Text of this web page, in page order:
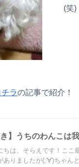
(笑)
チラの記事で紹介！
き】うちのわんこは
ちは、そらえです！ここ
ありましたが(;'∀')ちゃん